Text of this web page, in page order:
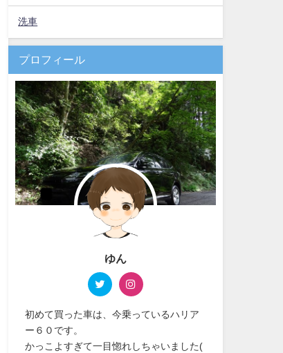
洗車
プロフィール
ゆん
初めて買った車は、今乗っているハリア
ー６０です。
かっこよすぎて一目惚れしちゃいました(